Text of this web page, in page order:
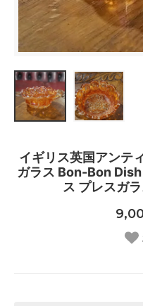
イギリス英国アンテ
ガラス Bon-Bon
ス プレスガ